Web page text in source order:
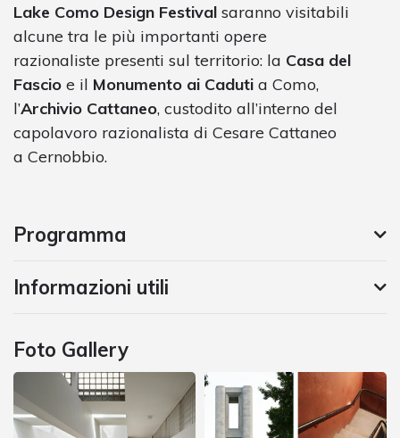
Lake Como Design Festival saranno visitabili
alcune tra le più importanti opere
razionaliste presenti sul territorio: la Casa del
Fascio e il Monumento ai Caduti a Como,
l’Archivio Cattaneo, custodito all’interno del
capolavoro razionalista di Cesare Cattaneo
a Cernobbio.
Programma
Informazioni utili
Foto Gallery